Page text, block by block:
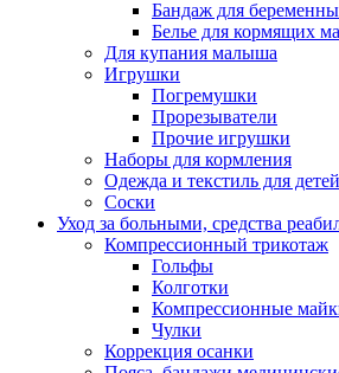
Бандаж для
Белье для кормящих
Для купания малыша
Игрушки
Погремушки
Прорезыватели
Прочие игрушки
Наборы для кормления
Одежда и текстиль для детей
Соски
Уход за больными, средства
Компрессионный трикотаж
Гольфы
Колготки
Компрессионные
Чулки
Коррекция осанки